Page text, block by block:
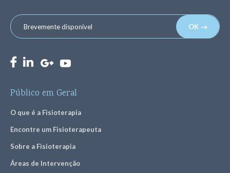
OK
Público em Geral
O que é a Fisioterapia
Encontre um Fisioterapeuta
Sobre a Fisioterapia
Áreas de Intervenção